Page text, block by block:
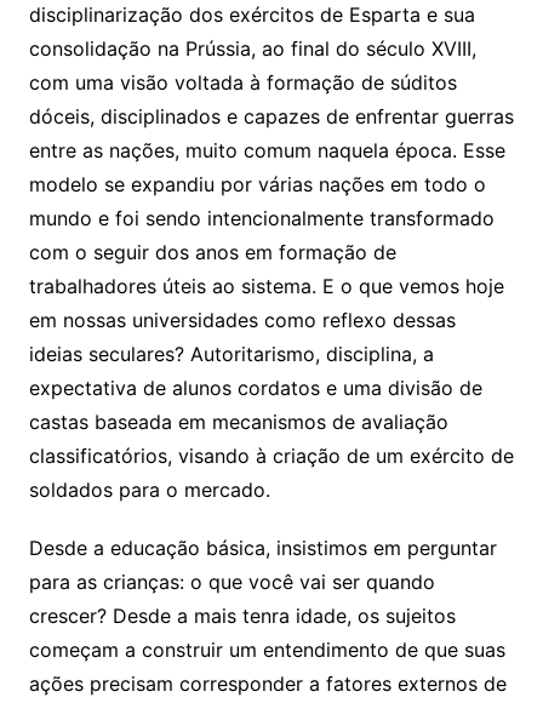
disciplinarização dos exércitos de Esparta e sua
consolidação na Prússia, ao final do século XVIII,
com uma visão voltada à formação de súditos
dóceis, disciplinados e capazes de enfrentar guerras
entre as nações, muito comum naquela época. Esse
modelo se expandiu por várias nações em todo o
mundo e foi sendo intencionalmente transformado
com o seguir dos anos em formação de
trabalhadores úteis ao sistema. E o que vemos hoje
em nossas universidades como reflexo dessas
ideias seculares? Autoritarismo, disciplina, a
expectativa de alunos cordatos e uma divisão de
castas baseada em mecanismos de avaliação
classificatórios, visando à criação de um exército de
soldados para o mercado.
Desde a educação básica, insistimos em perguntar
para as crianças: o que você vai ser quando
crescer? Desde a mais tenra idade, os sujeitos
começam a construir um entendimento de que suas
ações precisam corresponder a fatores externos de